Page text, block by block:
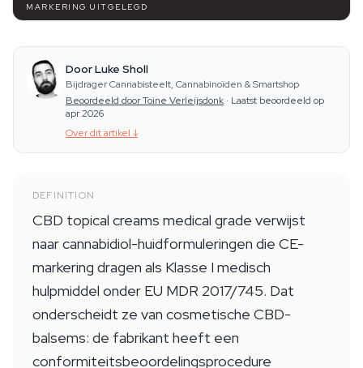
MARKERING UITGELEGD
Door Luke Sholl
Bijdrager Cannabisteelt, Cannabinoïden & Smartshop
Beoordeeld door Toine Verleijsdonk · Laatst beoordeeld op
apr 2026
Over dit artikel ↓
DEFINITION
CBD topical creams medical grade verwijst
naar cannabidiol-huidformuleringen die CE-
markering dragen als Klasse I medisch
hulpmiddel onder EU MDR 2017/745. Dat
onderscheidt ze van cosmetische CBD-
balsems: de fabrikant heeft een
conformiteitsbeoordelingsprocedure